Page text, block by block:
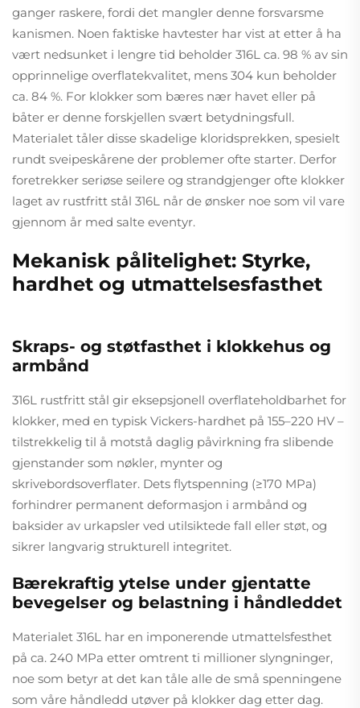
ganger raskere, fordi det mangler denne forsvarsme
kanismen. Noen faktiske havtester har vist at etter å ha
vært nedsunket i lengre tid beholder 316L ca. 98 % av sin
opprinnelige overflatekvalitet, mens 304 kun beholder
ca. 84 %. For klokker som bæres nær havet eller på
båter er denne forskjellen svært betydningsfull.
Materialet tåler disse skadelige kloridsprekken, spesielt
rundt sveipeskårene der problemer ofte starter. Derfor
foretrekker seriøse seilere og strandgjenger ofte klokker
laget av rustfritt stål 316L når de ønsker noe som vil vare
gjennom år med salte eventyr.
Mekanisk pålitelighet: Styrke,
hardhet og utmattelsesfasthet
Skraps- og støtfasthet i klokkehus og
armbånd
316L rustfritt stål gir eksepsjonell overflateholdbarhet for
klokker, med en typisk Vickers-hardhet på 155–220 HV –
tilstrekkelig til å motstå daglig påvirkning fra slibende
gjenstander som nøkler, mynter og
skrivebordsoverflater. Dets flytspenning (≥170 MPa)
forhindrer permanent deformasjon i armbånd og
baksider av urkapsler ved utilsiktede fall eller støt, og
sikrer langvarig strukturell integritet.
Bærekraftig ytelse under gjentatte
bevegelser og belastning i håndleddet
Materialet 316L har en imponerende utmattelsfesthet
på ca. 240 MPa etter omtrent ti millioner slyngninger,
noe som betyr at det kan tåle alle de små spenningene
som våre håndledd utøver på klokker dag etter dag.